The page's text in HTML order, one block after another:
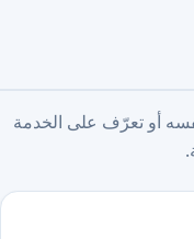
أو تعرّف على الخدمة